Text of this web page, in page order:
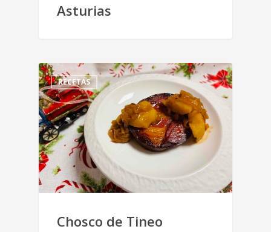
Asturias
RECETAS
Chosco de Tineo